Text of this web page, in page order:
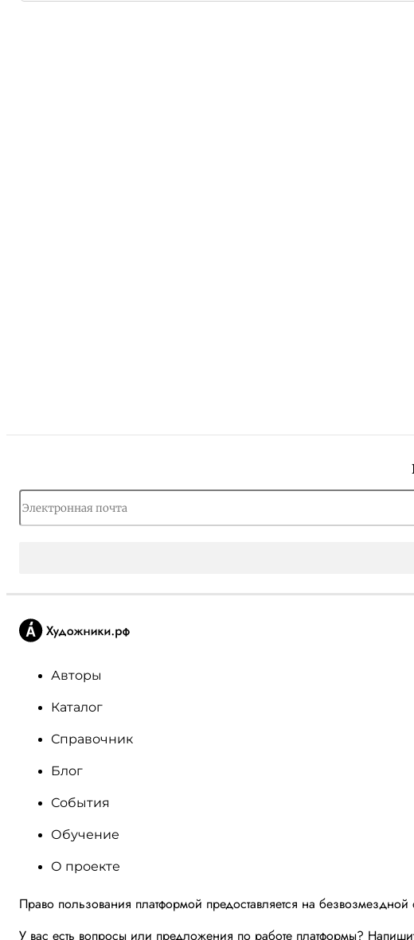
Авторы
Каталог
Справочник
Блог
События
Обучение
О проекте
Право пользования платформой предоставляется на безвозмездной
У вас есть вопросы или предложения по работе платформы?